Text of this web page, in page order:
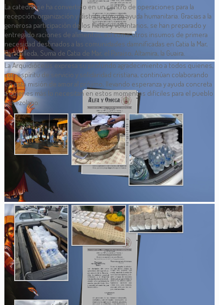
La catedral se ha convertido en un centro de operaciones para la
recepción, organización y distribución de ayuda humanitaria. Gracias a la
generosa participación de los fieles y voluntarios, se han preparado y
entregado raciones de alimentos, así como otros insumos de primera
necesidad destinados a las comunidades damnificadas en Catia la Mar,
Caraballeda, Suma de Catia de Mar, el Paraíso, Altamira, la Guaira.
La Arquidiócesis expresa su profundo agradecimiento a todos quienes,
con espíritu de servicio y solidaridad cristiana, continúan colaborando
en esta misión de amor al prójimo, llevando esperanza y ayuda concreta
a quienes más lo necesitan en estos momentos difíciles para el pueblo
venezolano.